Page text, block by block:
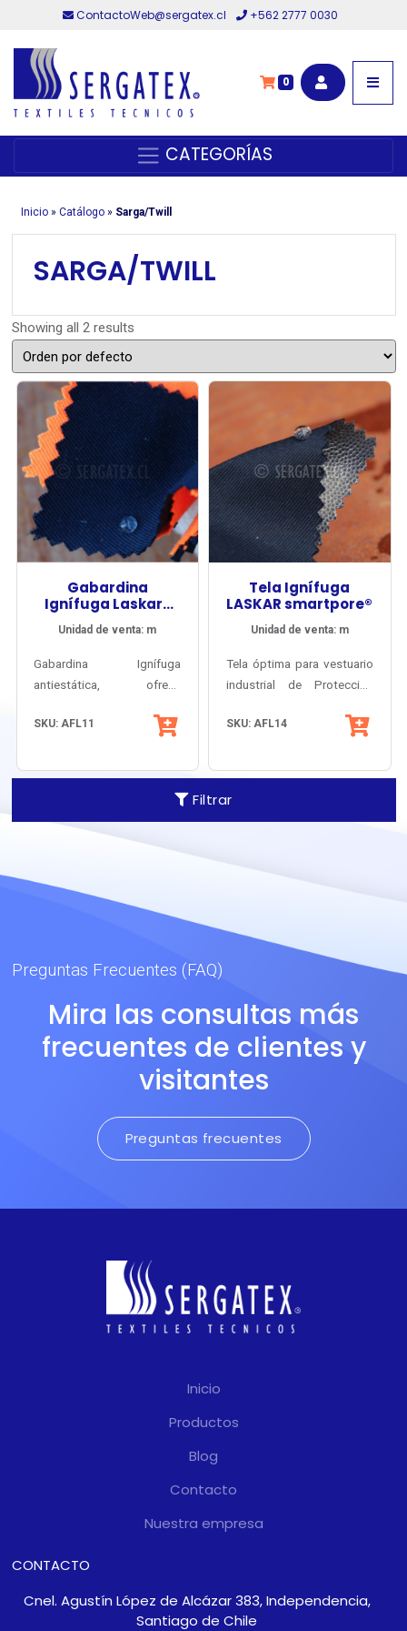
ContactoWeb@sergatex.cl +562 2777 0030
0
CATEGORÍAS
Inicio» Catálogo» Sarga/Twill
Filtrar
SARGA/TWILL
Showing all 2 results
Gabardina
Ignífuga Laskar®
DWR TW
Unidad de venta: m
Gabardina Ignífuga
antiestática, ofrece
para confección de
Arco Eléctrico, control de
estática, protección solar y
resistencia a las
salpicaduras de ácidos.
SKU: AFL11
Tela Ignífuga
LASKAR smartpore®
Unidad de venta: m
Tela óptima para vestuario
industrial de Protección
y Arco Eléctrico.
antiestático.
SKU: AFL14
Preguntas Frecuentes (FAQ)
Mira las consultas más
frecuentes de clientes y
visitantes
Preguntas frecuentes
Inicio
Productos
Blog
Contacto
Nuestra empresa
CONTACTO
Cnel. Agustín López de Alcázar 383, Independencia,
Santiago de Chile